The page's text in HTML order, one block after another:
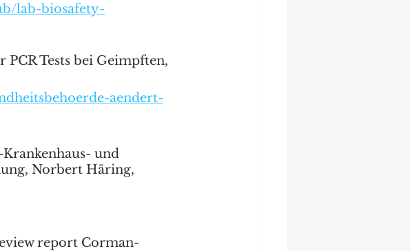
lab-biosafety-
Tests bei Geimpften,
aendert-
und
Norbert Häring,
report Corman-